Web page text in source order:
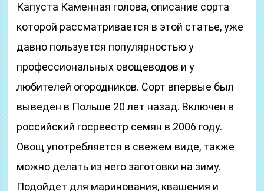
Капуста Каменная голова, описание сорта
которой рассматривается в этой статье, уже
давно пользуется популярностью у
профессиональных овощеводов и у
любителей огородников. Сорт впервые был
выведен в Польше 20 лет назад. Включен в
российский госреестр семян в 2006 году.
Овощ употребляется в свежем виде, также
можно делать из него заготовки на зиму.
Подойдет для маринования, квашения и